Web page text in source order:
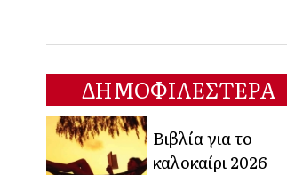
ΔΗΜΟΦΙΛΕΣΤΕΡΑ
Βιβλία για το
καλοκαίρι 2026